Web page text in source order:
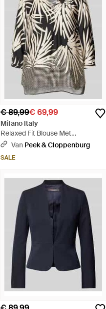
€ 89,99€ 69,99
Milano Italy
Relaxed Fit Blouse Met
Tuniekkraag - Grijs
Van Peek & Cloppenburg
SALE